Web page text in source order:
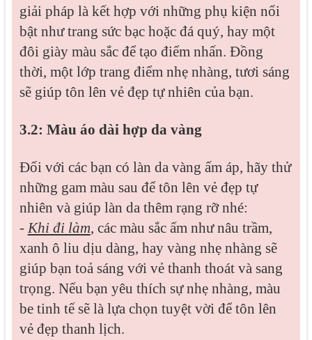
giải pháp là kết hợp với những phụ kiện nổi
bật như trang sức bạc hoặc đá quý, hay một
đôi giày màu sắc để tạo điểm nhấn. Đồng
thời, một lớp trang điểm nhẹ nhàng, tươi sáng
sẽ giúp tôn lên vẻ đẹp tự nhiên của bạn.
3.2: Màu áo dài hợp da vàng
Đối với các bạn có làn da vàng ấm áp, hãy thử
những gam màu sau để tôn lên vẻ đẹp tự
nhiên và giúp làn da thêm rạng rỡ nhé:
- Khi đi làm, các màu sắc ấm như nâu trầm,
xanh ô liu dịu dàng, hay vàng nhẹ nhàng sẽ
giúp bạn toả sáng với vẻ thanh thoát và sang
trọng. Nếu bạn yêu thích sự nhẹ nhàng, màu
be tinh tế sẽ là lựa chọn tuyệt vời để tôn lên
vẻ đẹp thanh lịch.